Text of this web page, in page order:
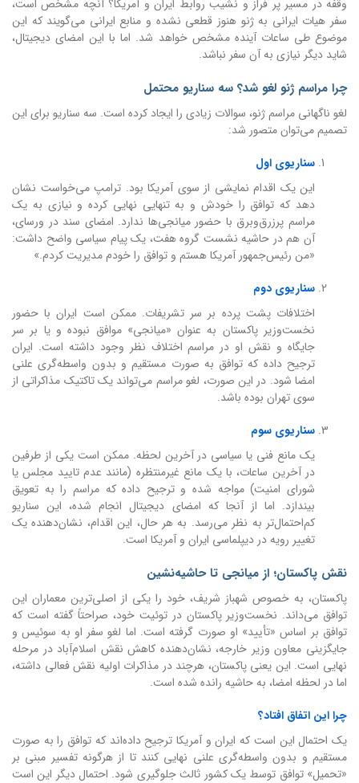
وقفه در مسیر پر فراز و نشیب روابط ایران و آمریکا؟ آنچه مشخص است،
سفر هیات ایرانی به ژنو هنوز قطعی نشده و منابع ایرانی می‌گویند که این
موضوع طی ساعات آینده مشخص خواهد شد. اما با این امضای دیجیتال،
شاید دیگر نیازی به آن سفر نباشد.
چرا مراسم ژنو لغو شد؟ سه سناریو محتمل
لغو ناگهانی مراسم ژنو، سوالات زیادی را ایجاد کرده است. سه سناریو برای این
تصمیم می‌توان متصور شد:
سناریوی اول
این یک اقدام نمایشی از سوی آمریکا بود. ترامپ می‌خواست نشان
دهد که توافق را خودش و به تنهایی نهایی کرده و نیازی به یک
مراسم پرزرق‌وبرق با حضور میانجی‌ها ندارد. امضای سند در ورسای،
آن هم در حاشیه نشست گروه هفت، یک پیام سیاسی واضح داشت:
«من رئیس‌جمهور آمریکا هستم و توافق را خودم مدیریت کردم.»
سناریوی دوم
اختلافات پشت پرده بر سر تشریفات. ممکن است ایران با حضور
نخست‌وزیر پاکستان به عنوان «میانجی» موافق نبوده و یا بر سر
جایگاه و نقش او در مراسم اختلاف نظر وجود داشته است. ایران
ترجیح داده که توافق به صورت مستقیم و بدون واسطه‌گری علنی
امضا شود. در این صورت، لغو مراسم می‌تواند یک تاکتیک مذاکراتی از
سوی تهران بوده باشد.
سناریوی سوم
یک مانع فنی یا سیاسی در آخرین لحظه. ممکن است یکی از طرفین
در آخرین ساعات، با یک مانع غیرمنتظره (مانند عدم تایید مجلس یا
شورای امنیت) مواجه شده و ترجیح داده که مراسم را به تعویق
بیندازد. اما از آنجا که امضای دیجیتال انجام شده، این سناریو
کم‌احتمال‌تر به نظر می‌رسد. به هر حال، این اقدام، نشان‌دهنده یک
تغییر رویه در دیپلماسی ایران و آمریکا است.
نقش پاکستان؛ از میانجی تا حاشیه‌نشین
پاکستان، به خصوص شهباز شریف، خود را یکی از اصلی‌ترین معماران این
توافق می‌داند. نخست‌وزیر پاکستان در توئیت خود، صراحتاً گفته است که
توافق بر اساس «تأیید» او صورت گرفته است. اما لغو سفر او به سوئیس و
جایگزینی معاون وزیر خارجه، نشان‌دهنده کاهش نقش اسلام‌آباد در مرحله
نهایی است. این یعنی پاکستان، هرچند در مذاکرات اولیه نقش فعالی داشته،
اما در لحظه امضا، به حاشیه رانده شده است.
چرا این اتفاق افتاد؟
یک احتمال این است که ایران و آمریکا ترجیح داده‌اند که توافق را به صورت
مستقیم و بدون واسطه‌گری علنی نهایی کنند تا از هرگونه تفسیر مبنی بر
«تحمیل» توافق توسط یک کشور ثالث جلوگیری شود. احتمال دیگر این است